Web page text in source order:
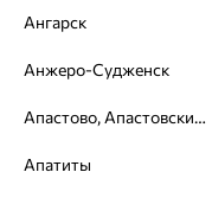
Похожие изделия
64%
Ангарск
Анжеро-Судженск
Апастово, Апастовский район
Апатиты